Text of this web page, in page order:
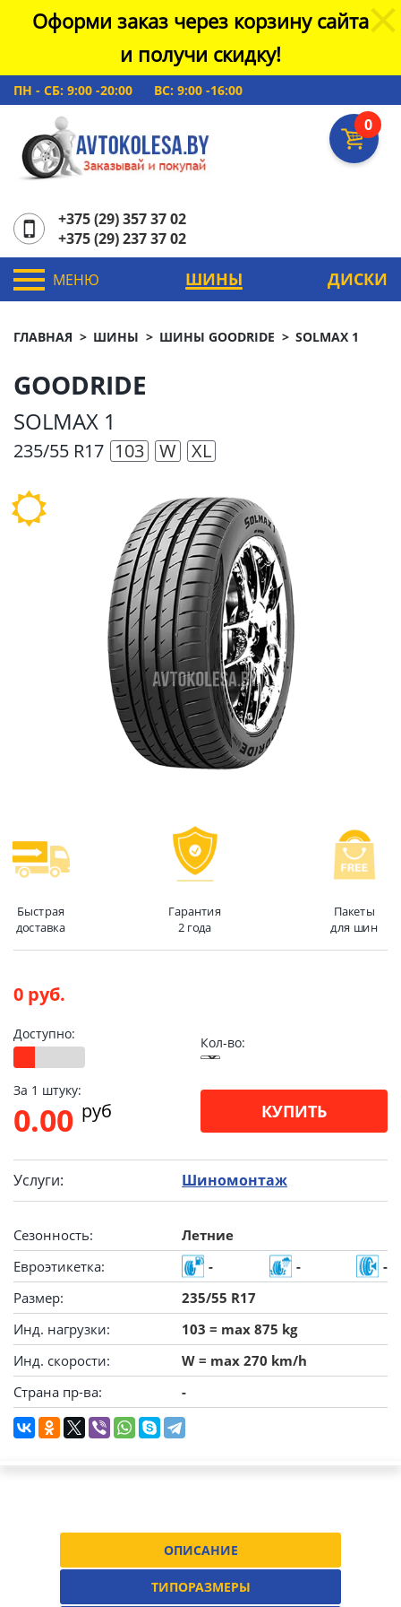
Оформи заказ через корзину сайта
и получи скидку!
ПН - СБ: 9:00 -20:00 ВС: 9:00 -16:00
0
+375 (29) 357 37 02
+375 (29) 237 37 02
МЕНЮ ШИНЫ ДИСКИ
ГЛАВНАЯ ШИНЫ ШИНЫ GOODRIDE SOLMAX 1
GOODRIDE
SOLMAX 1
235/55 R17 103 W XL
Быстрая
доставка
Гарантия
2 года
Пакеты
для шин
0 руб.
Доступно:
Кол-во:
За 1 штуку:
0.00 pуб КУПИТЬ
Услуги: Шиномонтаж
Сезонность:
Летние
Евроэтикетка:
- -
-
Размер:
235/55 R17
Инд. нагрузки:
103 = max 875 kg
Инд. скорости:
W = max 270 km/h
Страна пр-ва:
-
ОПИСАНИЕ
ТИПОРАЗМЕРЫ